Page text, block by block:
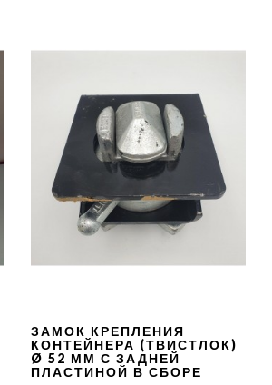
ЗАМОК КРЕПЛЕНИЯ
КОНТЕЙНЕРА (ТВИСТЛОК)
Ø 52 ММ С ЗАДНЕЙ
ПЛАСТИНОЙ В СБОРЕ